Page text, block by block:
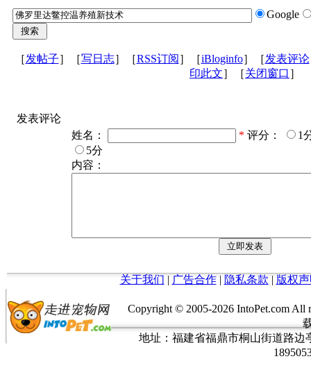
Google
［发帖子］［写日志］［RSS订阅 ］［iBloginfo］［发表评论
印此文］［关闭窗口 ］
发表评论
姓名：
* 评分：
1
5分
内容：
关于我们 | 广告合作| 隐私条款 | 版权
Copyright © 2005-2026 IntoPet.com
地址：福建省福鼎市桐山街道路边